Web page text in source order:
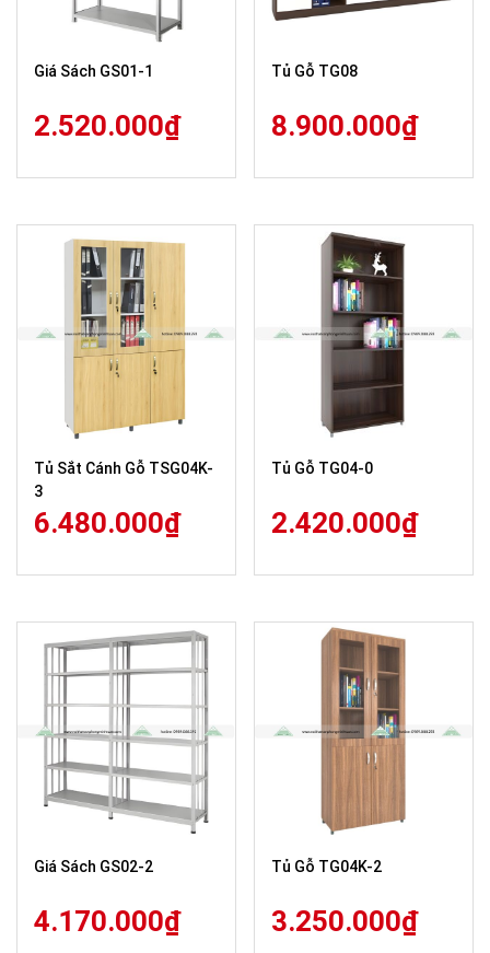
Giá Sách GS01-1
2.520.000₫
Tủ Gỗ TG08
8.900.000₫
Tủ Sắt Cánh Gỗ TSG04K-
3
6.480.000₫
Tủ Gỗ TG04-0
2.420.000₫
Giá Sách GS02-2
4.170.000₫
Tủ Gỗ TG04K-2
3.250.000₫